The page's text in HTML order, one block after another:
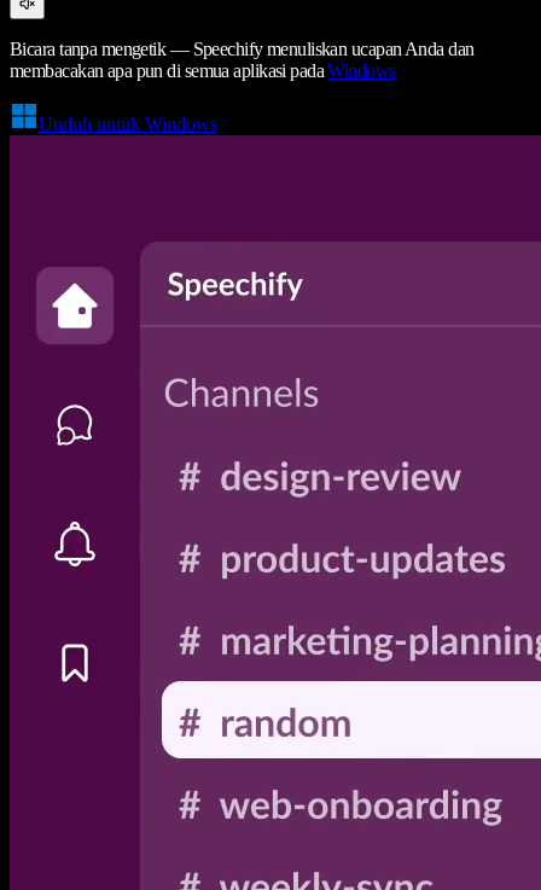
Bicara tanpa mengetik — Speechify menuliskan ucapan Anda dan
membacakan apa pun di semua aplikasi padaWindows
Unduh untuk Windows